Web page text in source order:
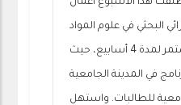
هذا الأسبوع أعمال
البحثي في علوم المواد
وتقنيات النانو، والذي يستمر لمدة 4 أسابيع، حيث
في المدينة الجامعية
للطالبات. واستهل